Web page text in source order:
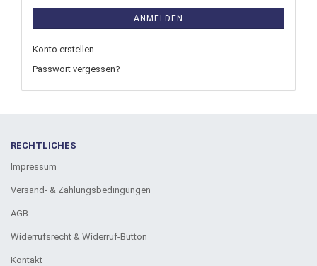
ANMELDEN
Konto erstellen
Passwort vergessen?
RECHTLICHES
Impressum
Versand- & Zahlungsbedingungen
AGB
Widerrufsrecht & Widerruf-Button
Kontakt